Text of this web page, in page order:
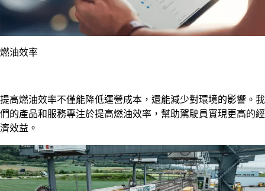
燃油效率
提高燃油效率不僅能降低運營成本，還能減少對環境的影響。我
們的產品和服務專注於提高燃油效率，幫助駕駛員實現更高的經
濟效益。